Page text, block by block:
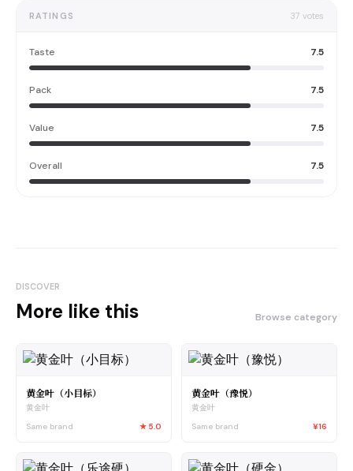
RATINGS 37 votes
Taste 7.5
Pack 7.5
Value 7.5
Overall 7.5
DISCOVER
More like this Browse category
黄金叶（小目标）
黄金叶
Same brand
★ 5.0
黄金叶（豫悦）
黄金叶
Same brand
¥16